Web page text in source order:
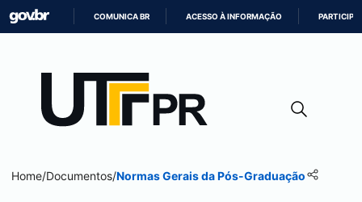
CONTEÚDO
COMUNICA BR ACESSO À INFORMAÇÃO PARTICIPE
Home/Documentos/Normas Gerais da Pós-Graduação